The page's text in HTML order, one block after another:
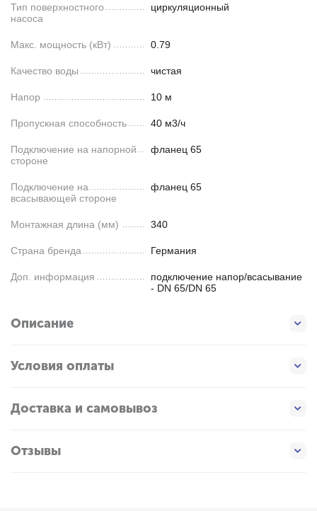
Тип поверхностного
насоса
циркуляционный
Макс. мощность (кВт) 0.79
Качество воды чистая
Напор 10 м
Пропускная способность 40 м3/ч
Подключение на напорной
стороне
фланец 65
Подключение на
всасывающей стороне
фланец 65
Монтажная длина (мм) 340
Страна бренда Германия
Доп. информация
подключение напор/всасывание
- DN 65/DN 65
Описание
Условия оплаты
Доставка и самовывоз
Отзывы